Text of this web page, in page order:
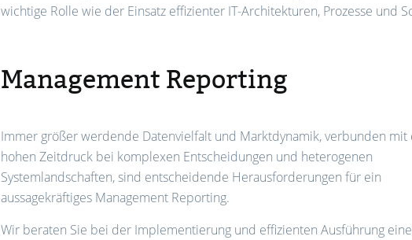
wichtige Rolle wie der Einsatz effizienter IT-Architekturen, Prozesse und
Management Reporting
Immer größer werdende Datenvielfalt und Marktdynamik, verbunden mit
hohen Zeitdruck bei komplexen Entscheidungen und heterogenen
Systemlandschaften, sind entscheidende Herausforderungen für ein
aussagekräftiges Management Reporting.
Wir beraten Sie bei der Implementierung und effizienten Ausführung